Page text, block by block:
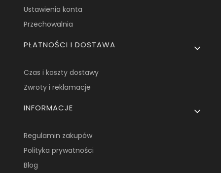
Ustawienia konta
Przechowalnia
PŁATNOŚCI I DOSTAWA
Czas i koszty dostawy
Zwroty i reklamacje
INFORMACJE
Regulamin zakupów
Polityka prywatności
Blog